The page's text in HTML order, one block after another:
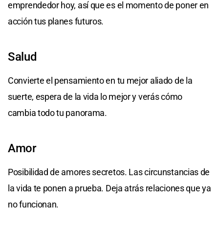
emprendedor hoy, así que es el momento de poner en
acción tus planes futuros.
Salud
Convierte el pensamiento en tu mejor aliado de la
suerte, espera de la vida lo mejor y verás cómo
cambia todo tu panorama.
Amor
Posibilidad de amores secretos. Las circunstancias de
la vida te ponen a prueba. Deja atrás relaciones que ya
no funcionan.